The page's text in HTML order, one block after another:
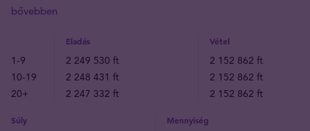
bővebben
Eladás Vétel
1-9 2 249 530 ft
2 152 862 ft
10-19
2 248 431 ft
2 152 862 ft
20+
2 247 332 ft 2 152 862 ft
Súly Mennyiség